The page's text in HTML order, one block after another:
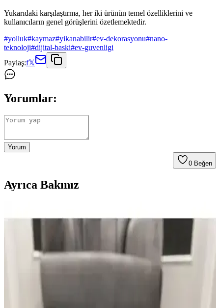
Yukarıdaki karşılaştırma, her iki ürünün temel özelliklerini ve
kullanıcıların genel görüşlerini özetlemektedir.
#yolluk#kaymaz#yikanabilir#ev-dekorasyonu#nano-
teknoloji#dijital-baski#ev-guvenligi
Paylaş:f𝕏
Yorumlar:
Yorum
0 Beğen
Ayrıca Bakınız
Faiend ve Melian yolluklar: Kaymaz taban,
kalınlık, bakım ve desen farkları karşılaştırması
Bu karşılaştırma Faiend Yıkanabilir Yolluk ile Melian Kesme
Kaymaz Tabanlı Yolluk’u; kaymaz taban, kalınlık, doku, yıkama
talimatları, desen kalitesi ve bakım kolaylığı gibi kriterlerle analiz
Balat Raschel Carpet ile West Home Halı
Karşılaştırması: Kalınlık ve Bakım Özellikleri